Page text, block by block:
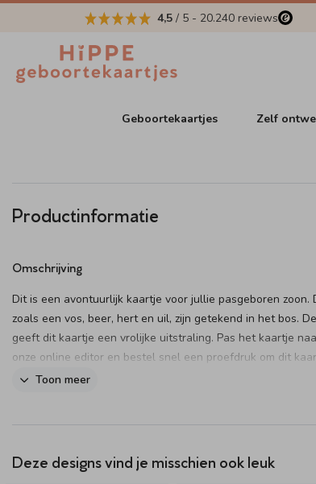
4,5 / 5 - 20.240 reviews
Geboortekaartjes Zelf
Productinformatie
Omschrijving
Dit is een avontuurlijk kaartje voor jullie pasgeboren zoon.
zoals een vos, beer, hert en uil, zijn getekend in het bos.
geeft dit kaartje een vrolijke uitstraling. Pas het kaartje
onze online editor en bestel snel een proefdruk om dit
te zien!Toon meer
Deze designs vind je misschien ook leuk